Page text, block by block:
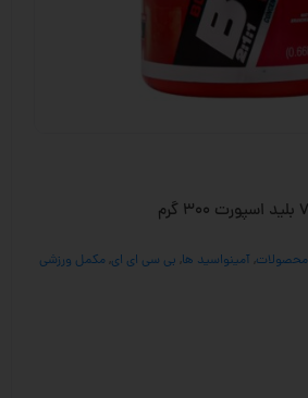
محصولات آمینواسید ها بی سی ای ای مکمل ورزشی